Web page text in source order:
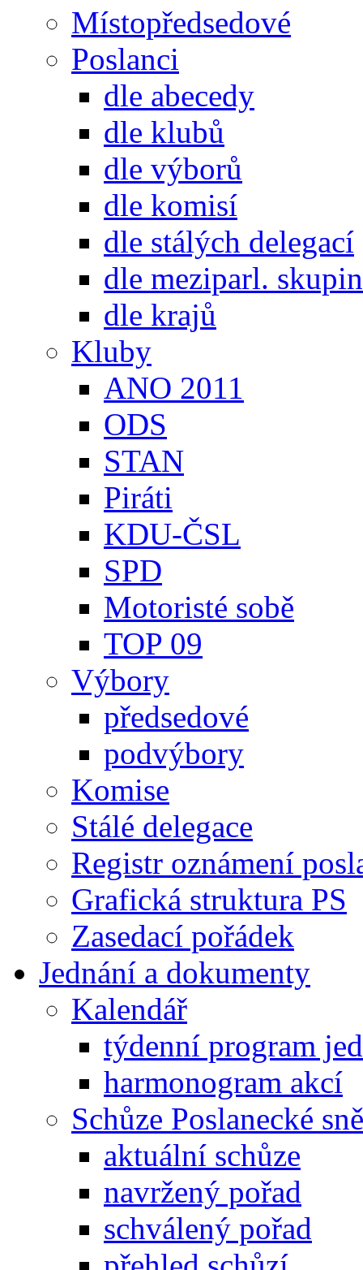
Místopředsedové
Poslanci
dle abecedy
dle klubů
dle výborů
dle komisí
dle stálých delegací
dle meziparl. skupin
dle krajů
Kluby
ANO 2011
ODS
STAN
Piráti
KDU-ČSL
SPD
Motoristé sobě
TOP 09
Výbory
předsedové
podvýbory
Komise
Stálé delegace
Registr oznámení
Grafická struktura PS
Zasedací pořádek
Jednání a dokumenty
Kalendář
týdenní program
harmonogram akcí
Schůze Poslanecké
aktuální schůze
navržený pořad
schválený pořad